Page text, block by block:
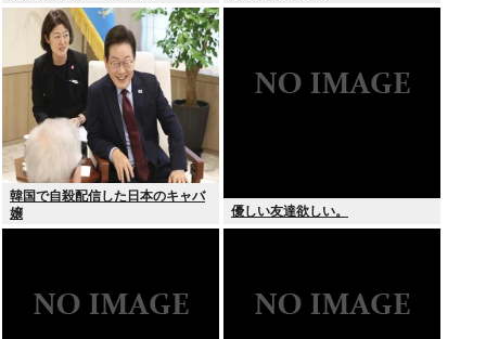
韓国で自殺配信した日本のキャバ
嬢
優しい友達欲しい。